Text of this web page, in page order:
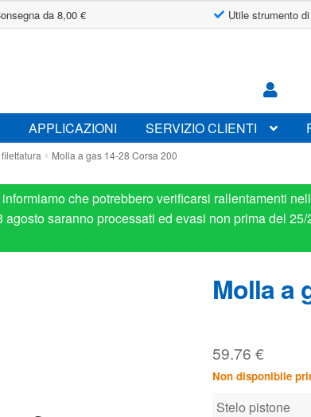
da 8,00 € Utile strumento
APPLICAZIONI SERVIZIO CLIENTI
Molla a gas 14-28 Corsa 200
che potrebbero verificarsi rallentamenti
saranno processati ed evasi non prima del
Molla a
59.76 €
Non disponibile
Stelo pistone